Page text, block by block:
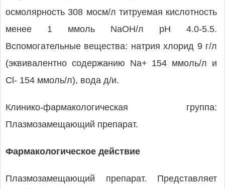
осмолярность 308 мосм/л титруемая кислотность
менее 1 ммоль NaOH/л pH 4.0-5.5.
Вспомогательные вещества: натрия хлорид 9 г/л
(эквивалентно содержанию Na+ 154 ммоль/л и
Cl- 154 ммоль/л), вода д/и.
Клинико-фармакологическая группа:
Плазмозамещающий препарат.
Фармакологическое действие
Плазмозамещающий препарат. Представляет